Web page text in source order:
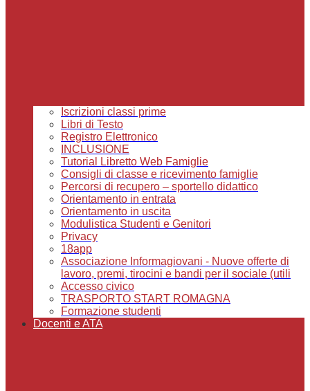
Iscrizioni classi prime
Libri di Testo
Registro Elettronico
INCLUSIONE
Tutorial Libretto Web Famiglie
Consigli di classe e ricevimento famiglie
Percorsi di recupero – sportello didattico
Orientamento in entrata
Orientamento in uscita
Modulistica Studenti e Genitori
Privacy
18app
Associazione Informagiovani - Nuove offerte di
lavoro, premi, tirocini e bandi per il sociale (utili
Accesso civico
TRASPORTO START ROMAGNA
Formazione studenti
Docenti e ATA